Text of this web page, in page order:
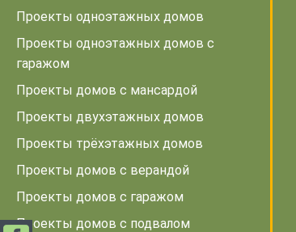
Проекты одноэтажных домов
Проекты одноэтажных домов с
гаражом
Проекты домов с мансардой
Проекты двухэтажных домов
Проекты трёхэтажных домов
Проекты домов с верандой
Проекты домов с гаражом
Проекты домов с подвалом